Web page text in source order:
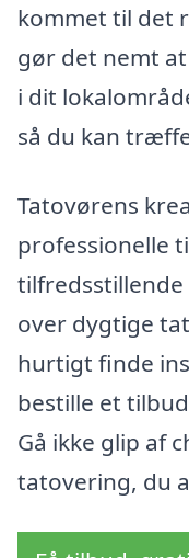
kommet til det
gør det nemt
i dit
så du kan
Tatovørens
professionelle
over dygtige
hurtigt finde
bestille et
Gå ikke glip af
tatovering, du